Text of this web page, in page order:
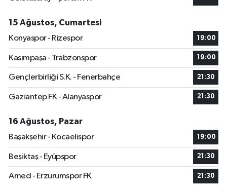
15 Ağustos, Cumartesi
Konyaspor - Rizespor
19:00
Kasımpaşa - Trabzonspor 19:00
Gençlerbirliği S.K. - Fenerbahçe 21:30
Gaziantep FK - Alanyaspor 21:30
16 Ağustos, Pazar
Başakşehir - Kocaelispor
19:00
Beşiktaş - Eyüpspor 21:30
Amed - Erzurumspor FK 21:30